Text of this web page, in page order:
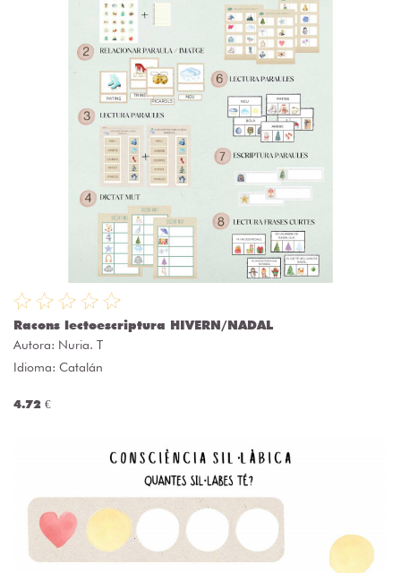
Racons lectoescriptura HIVERN/NADAL
Autora: Nuria. T
Idioma: Catalán
4.72 €